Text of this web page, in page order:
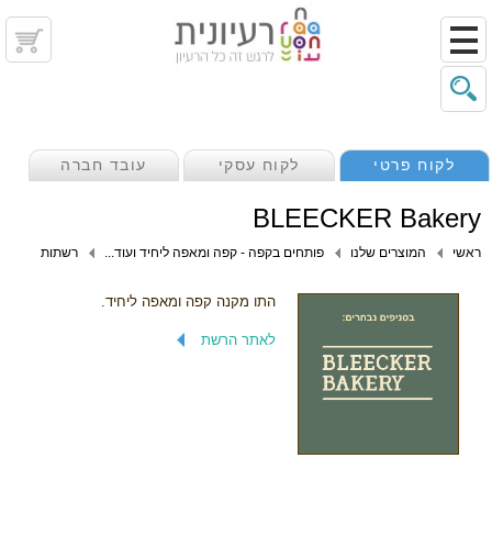
לקוח פרטי לקוח עסקי עובד חברה
BLEECKER Bakery
ראשי המוצרים שלנו פותחים בקפה - קפה ומאפה ליחיד ועוד... רשתות
התו מקנה קפה ומאפה ליחיד.
לאתר הרשת